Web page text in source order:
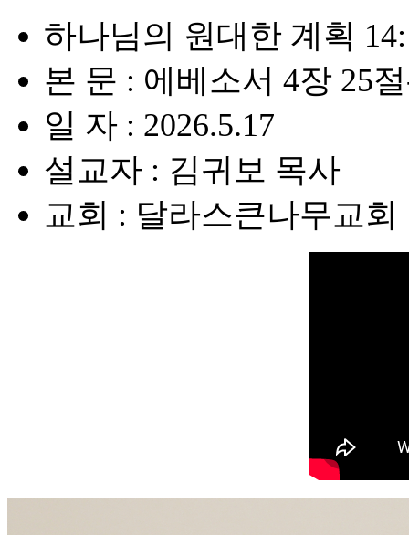
하나님의 원대한 계획
본 문 : 에베소서 4장 25
일 자 : 2026.5.17
설교자 : 김귀보 목사
교회 : 달라스큰나무교회